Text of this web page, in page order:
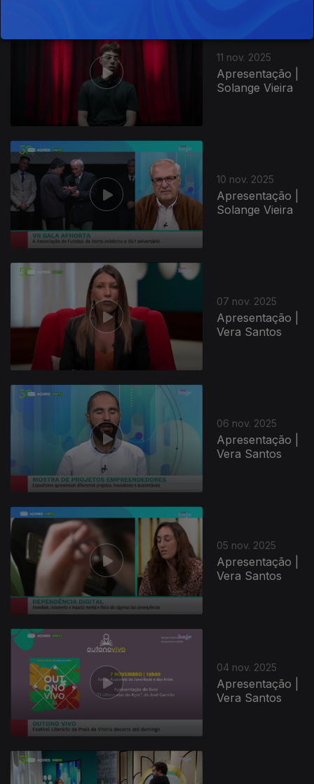
11 nov. 2025
Apresentação |
Solange Vieira
10 nov. 2025
Apresentação |
Solange Vieira
07 nov. 2025
Apresentação |
Vera Santos
06 nov. 2025
Apresentação |
Vera Santos
05 nov. 2025
Apresentação |
Vera Santos
887336
04 nov. 2025
Apresentação |
Vera Santos